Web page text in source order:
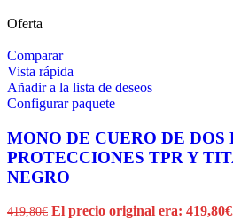
Oferta
Comparar
Vista rápida
Añadir a la lista de deseos
Configurar paquete
MONO DE CUERO DE DOS
PROTECCIONES TPR Y
NEGRO
419,80€ El precio original era: